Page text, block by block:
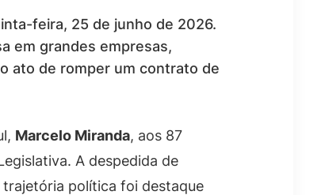
feira, 25 de junho de 2026.
em grandes empresas,
ato de romper um contrato de
Marcelo Miranda, aos 87
A despedida de
política foi destaque